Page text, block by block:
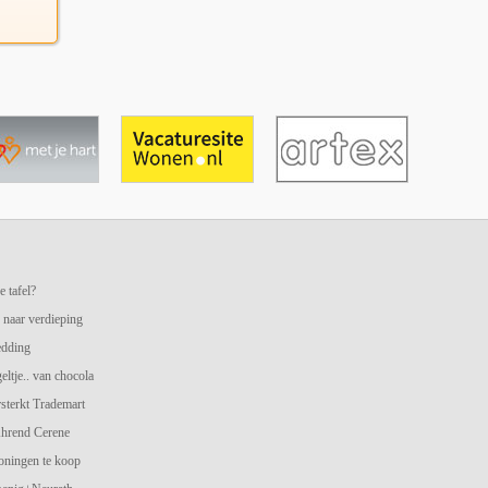
tafel?
verdieping
van chocola
Trademart
Cerene
te koop